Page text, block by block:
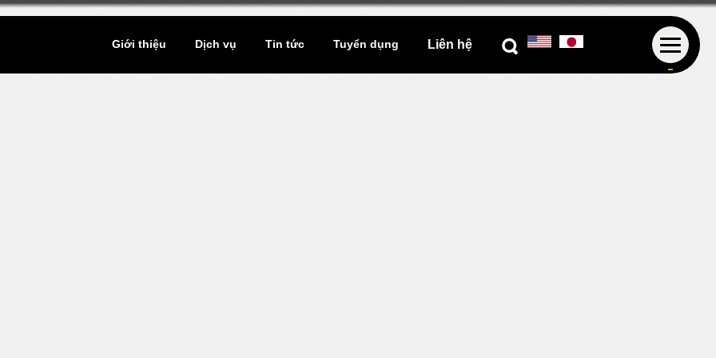
Giới thiệu Dịch vụ Tin tức Tuyển dụng Liên hệ
-